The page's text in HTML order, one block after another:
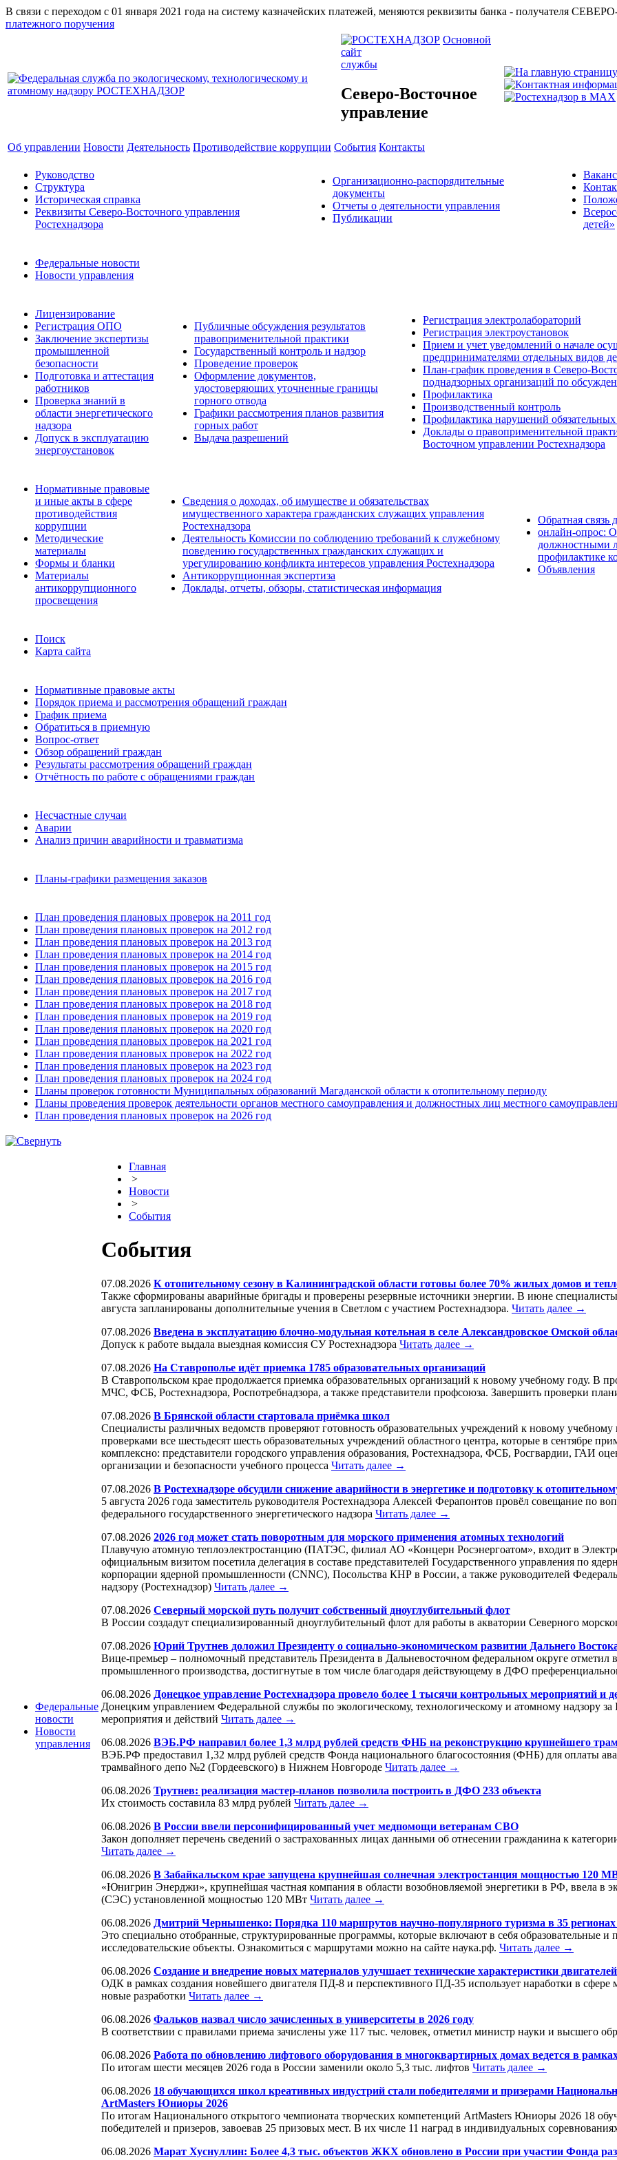
В связи с переходом с 01 января 2021 года на систему казначейских платежей, меняются реквизиты банка -
платежного поручения
Основной
сайт
службы
Северо-Восточное
управление
Об управлении Новости Деятельность Противодействие коррупции События Контакты
Руководство
Структура
Историческая справка
Реквизиты Северо-Восточного управления
Ростехнадзора
Организационно-распорядительные
документы
Отчеты о деятельности управления
Публикации
детей»
Федеральные новости
Новости управления
Лицензирование
Регистрация ОПО
Заключение экспертизы
промышленной
безопасности
Подготовка и аттестация
работников
Проверка знаний в
области энергетического
надзора
Допуск в эксплуатацию
энергоустановок
Публичные обсуждения результатов
правоприменительной практики
Государственный контроль и надзор
Проведение проверок
Оформление документов,
удостоверяющих уточненные границы
горного отвода
Графики рассмотрения планов развития
горных работ
Выдача разрешений
Регистрация электролабораторий
Регистрация электроустановок
Прием и учет уведомлений о начале
предпринимателями отдельных видов
План-график проведения в Северо-
поднадзорных организаций по
Профилактика
Производственный контроль
Профилактика нарушений
Доклады о правоприменительной
Восточном управлении Ростехнадзора
Нормативные правовые
и иные акты в сфере
противодействия
коррупции
Методические
материалы
Формы и бланки
Материалы
антикоррупционного
просвещения
Сведения о доходах, об имуществе и обязательствах
имущественного характера гражданских служащих управления
Ростехнадзора
Деятельность Комиссии по соблюдению требований к служебному
поведению государственных гражданских служащих и
урегулированию конфликта интересов управления Ростехнадзора
Антикоррупционная экспертиза
Доклады, отчеты, обзоры, статистическая информация
Обратная связь
онлайн-опрос:
должностными
профилактике
Объявления
Поиск
Карта сайта
Нормативные правовые акты
Порядок приема и рассмотрения обращений граждан
График приема
Обратиться в приемную
Вопрос-ответ
Обзор обращений граждан
Результаты рассмотрения обращений граждан
Отчётность по работе с обращениями граждан
Несчастные случаи
Аварии
Анализ причин аварийности и травматизма
Планы-графики размещения заказов
План проведения плановых проверок на 2011 год
План проведения плановых проверок на 2012 год
План проведения плановых проверок на 2013 год
План проведения плановых проверок на 2014 год
План проведения плановых проверок на 2015 год
План проведения плановых проверок на 2016 год
План проведения плановых проверок на 2017 год
План проведения плановых проверок на 2018 год
План проведения плановых проверок на 2019 год
План проведения плановых проверок на 2020 год
План проведения плановых проверок на 2021 год
План проведения плановых проверок на 2022 год
План проведения плановых проверок на 2023 год
План проведения плановых проверок на 2024 год
Планы проверок готовности Муниципальных образований Магаданской области к отопительному периоду
Планы проведения проверок деятельности органов местного самоуправления и должностных лиц местного
План проведения плановых проверок на 2026 год
Федеральные
новости
Новости
управления
Главная
>
Новости
>
События
События
07.08.2026 К отопительному сезону в Калининградской области готовы более 70% жилых домов и
Также сформированы аварийные бригады и проверены резервные источники энергии. В июне
августа запланированы дополнительные учения в Светлом с участием Ростехнадзора. Читать далее →
07.08.2026 Введена в эксплуатацию блочно-модульная котельная в селе Александровское Омской
Допуск к работе выдала выездная комиссия СУ Ростехнадзора Читать далее →
07.08.2026 На Ставрополье идёт приемка 1785 образовательных организаций
В Ставропольском крае продолжается приемка образовательных организаций к новому учебному году. В
МЧС, ФСБ, Ростехнадзора, Роспотребнадзора, а также представители профсоюза. Завершить проверки
07.08.2026 В Брянской области стартовала приёмка школ
Специалисты различных ведомств проверяют готовность образовательных учреждений к новому учебному
проверками все шестьдесят шесть образовательных учреждений областного центра, которые в сентябре
комплексно: представители городского управления образования, Ростехнадзора, ФСБ, Росгвардии, ГАИ
организации и безопасности учебного процесса Читать далее →
07.08.2026 В Ростехнадзоре обсудили снижение аварийности в энергетике и подготовку к
5 августа 2026 года заместитель руководителя Ростехнадзора Алексей Ферапонтов провёл совещание по
федерального государственного энергетического надзора Читать далее →
07.08.2026 2026 год может стать поворотным для морского применения атомных технологий
Плавучую атомную теплоэлектростанцию (ПАТЭС, филиал АО «Концерн Росэнергоатом», входит в
официальным визитом посетила делегация в составе представителей Государственного управления по
корпорации ядерной промышленности (CNNC), Посольства КНР в России, а также руководителей
надзору (Ростехнадзор) Читать далее →
07.08.2026 Северный морской путь получит собственный дноуглубительный флот
В России создадут специализированный дноуглубительный флот для работы в акватории Северного
07.08.2026 Юрий Трутнев доложил Президенту о социально-экономическом развитии Дальнего
Вице-премьер – полномочный представитель Президента в Дальневосточном федеральном округе
промышленного производства, достигнутые в том числе благодаря действующему в ДФО
06.08.2026 Донецкое управление Ростехнадзора провело более 1 тысячи контрольных мероприятий и
Донецким управлением Федеральной службы по экологическому, технологическому и атомному надзору
мероприятия и действий Читать далее →
06.08.2026 ВЭБ.РФ направил более 1,3 млрд рублей средств ФНБ на реконструкцию крупнейшего
ВЭБ.РФ предоставил 1,32 млрд рублей средств Фонда национального благосостояния (ФНБ) для оплаты
трамвайного депо №2 (Гордеевского) в Нижнем Новгороде Читать далее →
06.08.2026 Трутнев: реализация мастер-планов позволила построить в ДФО 233 объекта
Их стоимость составила 83 млрд рублей Читать далее →
06.08.2026 В России ввели персонифицированный учет медпомощи ветеранам СВО
Закон дополняет перечень сведений о застрахованных лицах данными об отнесении гражданина к
Читать далее →
06.08.2026 В Забайкальском крае запущена крупнейшая солнечная электростанция мощностью 120
«Юнигрин Энерджи», крупнейшая частная компания в области возобновляемой энергетики в РФ, ввела в
(СЭС) установленной мощностью 120 МВт Читать далее →
06.08.2026 Дмитрий Чернышенко: Порядка 110 маршрутов научно-популярного туризма в 35 регионах
Это специально отобранные, структурированные программы, которые включают в себя образовательные и
исследовательские объекты. Ознакомиться с маршрутами можно на сайте наука.рф. Читать далее →
06.08.2026 Создание и внедрение новых материалов улучшает технические характеристики
ОДК в рамках создания новейшего двигателя ПД-8 и перспективного ПД-35 использует наработки в
новые разработки Читать далее →
06.08.2026 Фальков назвал число зачисленных в университеты в 2026 году
В соответствии с правилами приема зачислены уже 117 тыс. человек, отметил министр науки и высшего
06.08.2026 Работа по обновлению лифтового оборудования в многоквартирных домах ведется в
По итогам шести месяцев 2026 года в России заменили около 5,3 тыс. лифтов Читать далее →
06.08.2026 18 обучающихся школ креативных индустрий стали победителями и призерами
ArtMasters Юниоры 2026
По итогам Национального открытого чемпионата творческих компетенций ArtMasters Юниоры 2026 18
победителей и призеров, завоевав 25 призовых мест. В их числе 11 наград в индивидуальных
06.08.2026 Марат Хуснуллин: Более 4,3 тыс. объектов ЖКХ обновлено в России при участии Фонда